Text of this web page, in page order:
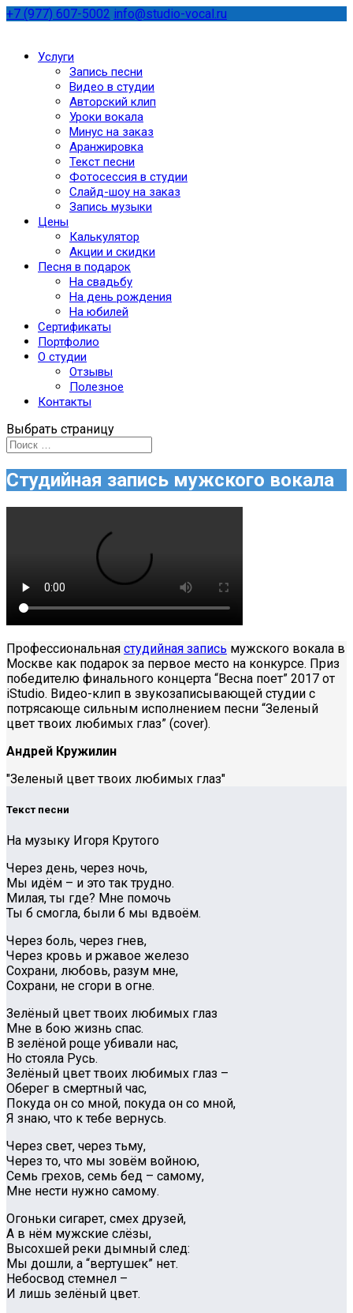
+7 (977) 607-5002 info@studio-vocal.ru
Услуги
Запись песни
Видео в студии
Авторский клип
Уроки вокала
Минус на заказ
Аранжировка
Текст песни
Фотосессия в студии
Слайд-шоу на заказ
Запись музыки
Цены
Калькулятор
Акции и скидки
Песня в подарок
На свадьбу
На день рождения
На юбилей
Сертификаты
Портфолио
О студии
Отзывы
Полезное
Контакты
Выбрать страницу
Студийная запись мужского вокала
Профессиональная студийная запись мужского вокала в
Москве как подарок за первое место на конкурсе. Приз
победителю финального концерта “Весна поет” 2017 от
iStudio. Видео-клип в звукозаписывающей студии с
потрясающе сильным исполнением песни “Зеленый
цвет твоих любимых глаз” (cover).
Андрей Кружилин
"Зеленый цвет твоих любимых глаз"
Текст песни
На музыку Игоря Крутого
Через день, через ночь,
Мы идём – и это так трудно.
Милая, ты где? Мне помочь
Ты б смогла, были б мы вдвоём.
Через боль, через гнев,
Через кровь и ржавое железо
Сохрани, любовь, разум мне,
Сохрани, не сгори в огне.
Зелёный цвет твоих любимых глаз
Мне в бою жизнь спас.
В зелёной роще убивали нас,
Но стояла Русь.
Зелёный цвет твоих любимых глаз –
Оберег в смертный час,
Покуда он со мной, покуда он со мной,
Я знаю, что к тебе вернусь.
Через свет, через тьму,
Через то, что мы зовём войною,
Семь грехов, семь бед – самому,
Мне нести нужно самому.
Огоньки сигарет, смех друзей,
А в нём мужские слёзы,
Высохшей реки дымный след:
Мы дошли, а “вертушек” нет.
Небосвод стемнел –
И лишь зелёный цвет.